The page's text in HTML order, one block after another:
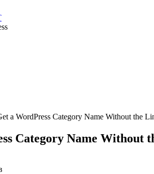
a WordPress Category Name Without the
Category Name Without